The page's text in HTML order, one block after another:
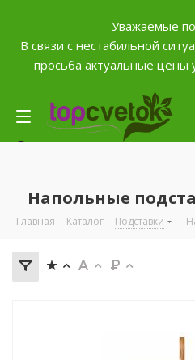
Уважаемые
В связи с нестабильной
просьба актуальные цены
Отложенные
0
+7 (903) 795-92-42
Напольные
Главная - Каталог - Подставки -